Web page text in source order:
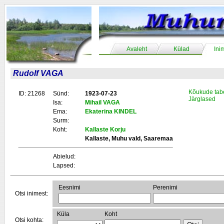
Avaleht Külad
Rudolf VAGA
ID: 21268 Sünd:
1923-07-23
Isa:
Mihail VAGA
Ema:
Ekaterina KINDEL
Surm:
Koht:
Kallaste Korju
Kallaste, Muhu vald, Saaremaa
Abielud:
Lapsed:
Kõukude
Järglased
Otsi inimest:
Eesnimi Perenimi
Otsi kohta:
Küla Koht